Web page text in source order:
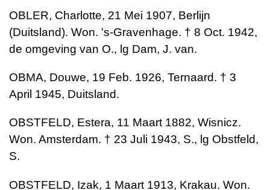
OBLER, Charlotte, 21 Mei 1907, Berlijn
(Duitsland). Won. 's-Gravenhage. † 8 Oct. 1942,
de omgeving van O., lg Dam, J. van.
OBMA, Douwe, 19 Feb. 1926, Ternaard. † 3
April 1945, Duitsland.
OBSTFELD, Estera, 11 Maart 1882, Wisnicz.
Won. Amsterdam. † 23 Juli 1943, S., lg Obstfeld,
S.
OBSTFELD, Izak, 1 Maart 1913, Krakau. Won.